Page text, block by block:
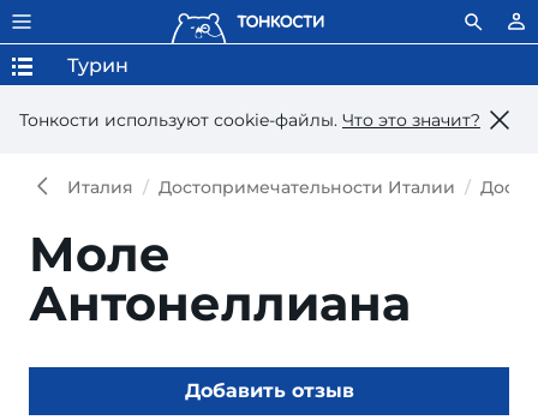
Тонкости используют сookie-файлы. Что это значит?
Турин
Италия Достопримечательности Италии
Моле
Антонеллиана
Добавить отзыв